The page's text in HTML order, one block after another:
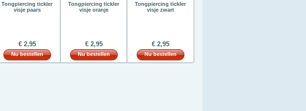
Tongpiercing tickler
visje paars
€ 2,95
Nu bestellen
Tongpiercing tickler
visje oranje
€ 2,95
Nu bestellen
Tongpiercing tickler
visje zwart
€ 2,95
Nu bestellen